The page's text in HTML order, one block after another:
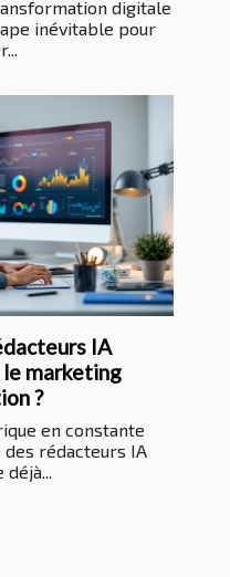
digitale
inévitable pour
IA
marketing
?
en constante
rédacteurs IA